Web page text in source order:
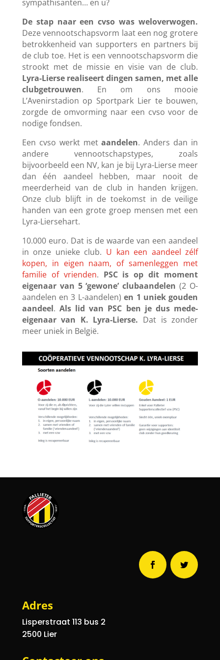
sympathisanten… en u?
De stap naar een cvso was weloverwogen.
Deze vennootschapsvorm laat een nog grotere
betrokkenheid van supporters en partners bij
de club toe. Het is een vennootschapsvorm die
strookt met de missie en visie van de club.
Lyra-Lierse realiseert dingen samen, met alle
clubgetrouwen. En om ons mooie
L’Avenirstadion op Sportpark Lier te bouwen,
zorgde de omvorming naar een cvso voor de
nodige fondsen.
Een cvso werkt metaandelen. Anders dan in
andere vennootschapstypes, zoals
bijvoorbeeld een NV, kan je bij Lyra-Lierse meer
dan één aandeel hebben, maar nooit de
meerderheid van de club in handen krijgen.
Onze club blijft in de toekomst in de veilige
handen van een grote groep mensen met een
Lyra-Liersehart.
10.000 euro. Dat is de waarde van een aandeel
in onze unieke club. U kan een aandeel zélf
kopen, in eigen naam, of samenleggen met
familie of vrienden. PSC is op dit moment
eigenaar van 5 ‘gewone’ clubaandelen (2 O-
aandelen en 3 L-aandelen)en 1 uniek gouden
aandeel. Als lid van PSC ben je dus mede-
eigenaar van K. Lyra-Lierse. Dat is zonder
meer uniek in België.
Adres
Lisperstraat 113 bus 2
2500 Lier